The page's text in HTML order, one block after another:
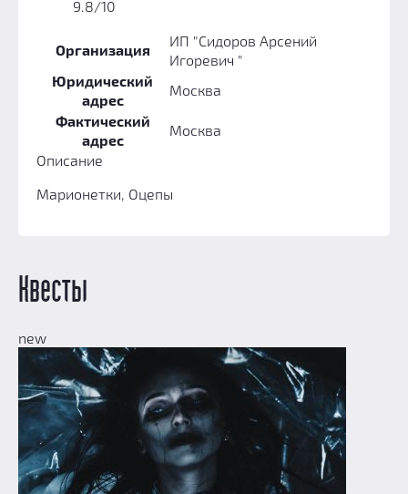
Добавить квест
Партнерам
9.8/10
Организация
ИП "Сидоров Арсений
Игоревич "
Юридический
адрес
Москва
Фактический
адрес
Москва
Описание
Марионетки, Оцепы
Квесты
new